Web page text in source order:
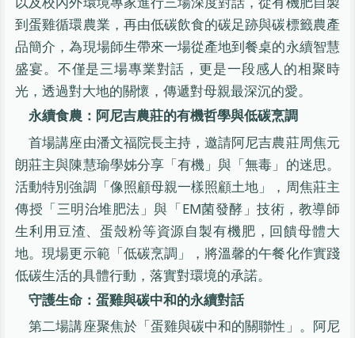
到蛋雞循環農業，再由低碳飲食的碳足跡與碳標籤農產
品簡介，為現場師生帶來一場從產地到餐桌的永續智慧
盛宴。不僅是三場專業對話，更是一段感人的相聚時
光，透過對大地的關懷，傳遞對母親最深沉的愛。
永續食農：阿尼吉農莊的有機哲學與低碳烹調
首場講座由潘文福院長主持，邀請阿尼吉農莊周焦元
朗莊主與陳慧瑜學姊分享「有機」與「無毒」的迷思。
活動特別強調「像照顧母親一樣照顧土地」，周焦莊主
傳授「三明治堆肥法」與「EM菌發酵」技術，教導師
生利用豆渣、蛋殼粉等資源自製有機肥，回饋母體大
地。現場更示範「低碳烹調」，將溫馨的午餐化作實踐
低碳生活的具體行動，落實對環境的承諾。
守護生命：蛋雞與碳中和的永續對話
第二場講座聚焦於「蛋雞與碳中和的關聯性」。阿尼